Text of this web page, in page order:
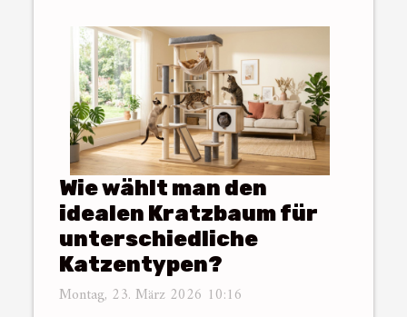
Wie wählt man den
idealen Kratzbaum für
unterschiedliche
Katzentypen?
Montag, 23. März 2026 10:16